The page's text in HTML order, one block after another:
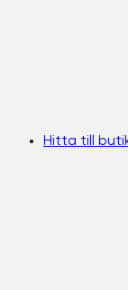
Hitta till